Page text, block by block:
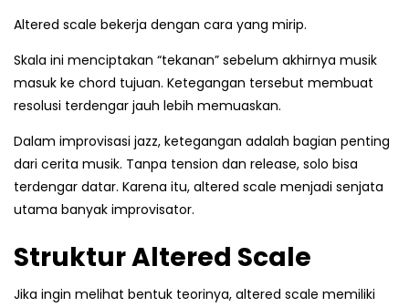
Altered scale bekerja dengan cara yang mirip.
Skala ini menciptakan “tekanan” sebelum akhirnya musik
masuk ke chord tujuan. Ketegangan tersebut membuat
resolusi terdengar jauh lebih memuaskan.
Dalam improvisasi jazz, ketegangan adalah bagian penting
dari cerita musik. Tanpa tension dan release, solo bisa
terdengar datar. Karena itu, altered scale menjadi senjata
utama banyak improvisator.
Struktur Altered Scale
Jika ingin melihat bentuk teorinya, altered scale memiliki